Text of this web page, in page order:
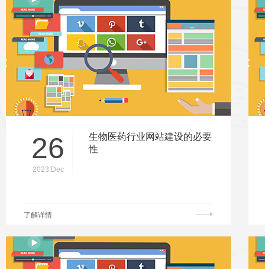
26
2023.Dec
生物医药行业网站建设的必要
性
了解详情